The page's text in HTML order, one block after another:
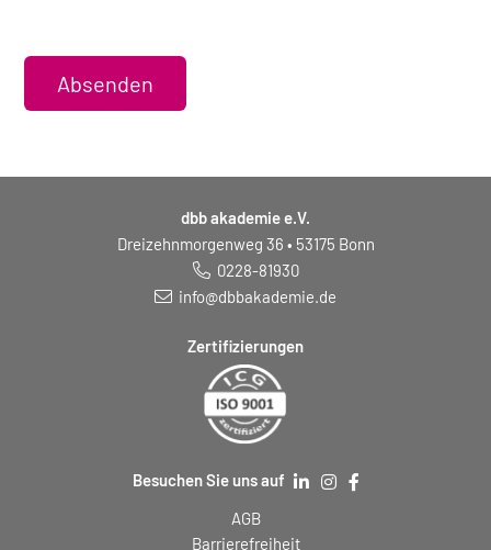
Absenden
dbb akademie e.V.
Dreizehnmorgenweg 36 • 53175 Bonn
0228-81930
info@dbbakademie.de
Zertifizierungen
Besuchen Sie uns auf
AGB
Barrierefreiheit